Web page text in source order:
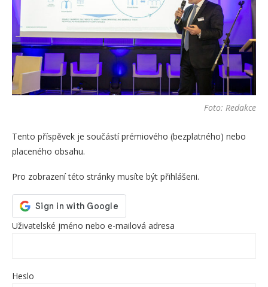
Foto: Redakce
Tento příspěvek je součástí prémiového (bezplatného) nebo
placeného obsahu.
Pro zobrazení této stránky musíte být přihlášeni.
Uživatelské jméno nebo e-mailová adresa
Heslo